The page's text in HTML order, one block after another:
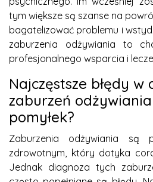
tym większe są szanse na
bagatelizować problemu i
zaburzenia odżywiania to
profesjonalnego wsparcia i
Najczęstsze błędy w
zaburzeń
pomyłek?
Zaburzenia odżywiania są
zdrowotnym, który dotyka
Jednak diagnoza tych